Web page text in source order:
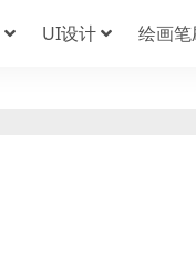
UI设计 绘画笔